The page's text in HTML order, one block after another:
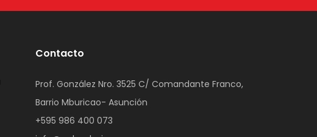
Contacto
Prof. González Nro. 3525 C/ Comandante Franco,
Barrio Mburicao- Asunción
+595 986 400 073